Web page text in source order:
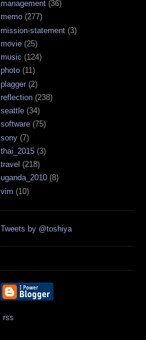
management (36)
memo (277)
mission-statement (3)
movie (25)
music (124)
photo (11)
plagger (2)
reflection (238)
seattle (34)
software (75)
sony (7)
thai_2015 (3)
travel (218)
uganda_2010 (8)
vim (10)
Tweets by @toshiya
rss